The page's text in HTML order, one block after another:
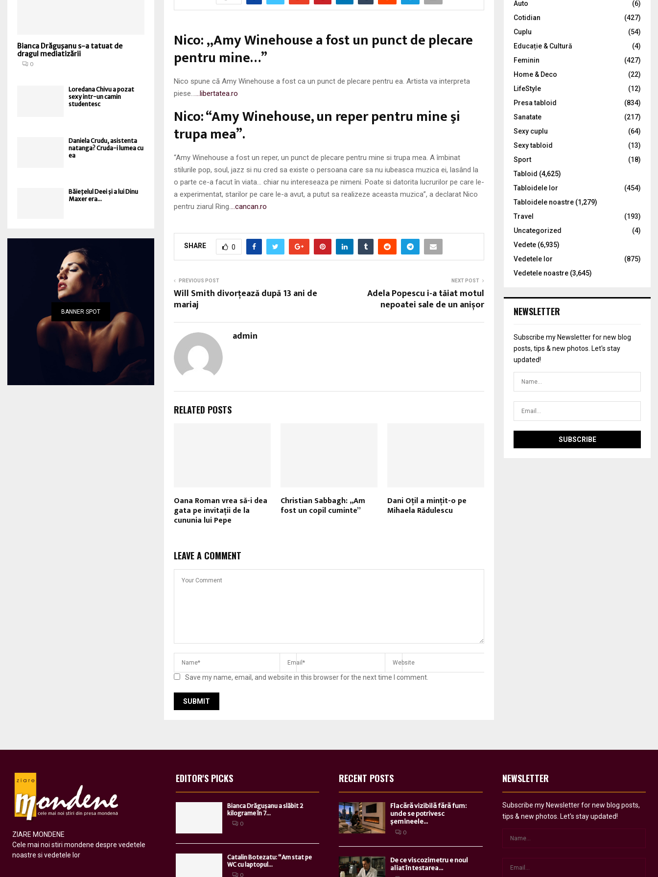
Nico: „Amy Winehouse a fost un punct de plecare
pentru mine…”
Nico spune că Amy Winehouse a fost ca un punct de plecare pentru ea. Artista va interpreta
piese…
…libertatea.ro
Nico: “Amy Winehouse, un reper pentru mine şi
trupa mea”.
“Amy Winehouse a fost un reper, un punct de plecare pentru mine si trupa mea. A îmbinat
stilurile pop, soul, jazz si nu cred sa existe o persoana care sa nu iubeasca muzica ei, lasând la
o parte ce-a facut în viata… chiar nu intereseaza pe nimeni. Poate si datorita lucrurilor pe care le-
a experimentat, starilor pe care le-a avut, a putut sa realizeze aceasta muzica”, a declarat Nico
pentru ziarul Ring.
…cancan.ro
SHARE 0
PREVIOUS POST
Will Smith divorțează după 13 ani de
mariaj
NEXT POST
Adela Popescu i-a tăiat motul
nepoatei sale de un anișor
admin
RELATED POSTS
Oana Roman vrea să-i dea
gata pe invitaţii de la
cununia lui Pepe
Christian Sabbagh: „Am
fost un copil cuminte”
Dani Oțil a mințit-o pe
Mihaela Rădulescu
LEAVE A COMMENT
Save my name, email, and website in this browser for the next time I comment.
Bianca Drăguşanu s-a tatuat de
dragul mediatizării
0
Loredana Chivu a pozat
sexy intr-un camin
studentesc
Daniela Crudu, asistenta
natanga? Cruda-i lumea cu
ea
Băiețelul Deei și a lui Dinu
Maxer era...
BANNER SPOT
:
C
Auto
(6)
Cotidian
(427)
Cuplu
(54)
Educație & Cultură
(4)
Feminin
(427)
Home & Deco
(22)
LifeStyle
(12)
Presa tabloid
(834)
Sanatate
(217)
Sexy cuplu
(64)
Sexy tabloid
(13)
Sport
(18)
Tabloid (4,625)
Tabloidele lor
(454)
Tabloidele noastre (1,279)
Travel
(193)
Uncategorized
(4)
Vedete (6,935)
Vedetele lor
(875)
Vedetele noastre (3,645)
NEWSLETTER
Subscribe my Newsletter for new blog
posts, tips & new photos. Let's stay
updated!
ZIARE MONDENE
Cele mai noi stiri mondene despre vedetele
noastre si vedetele lor
EDITOR'S PICKS
Bianca Drăgușanu a slăbit 2
kilograme în 7...
0
Catalin Botezatu: “Am stat pe
WC cu laptopul...
0
RECENT POSTS
Flacără vizibilă fără fum:
unde se potrivesc
șemineele...
0
De ce viscozimetru e noul
aliat în testarea...
NEWSLETTER
Subscribe my Newsletter for new blog posts,
tips & new photos. Let's stay updated!